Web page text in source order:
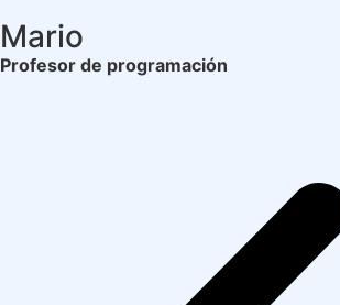
Mario
Profesor de programación